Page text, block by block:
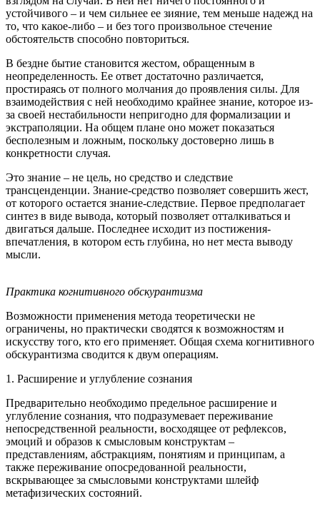
устойчивого – и чем сильнее ее зияние, тем меньше надежд на
то, что какое-либо – и без того произвольное стечение
обстоятельств способно повториться.
В бездне бытие становится жестом, обращенным в
неопределенность. Ее ответ достаточно различается,
простираясь от полного молчания до проявления силы. Для
взаимодействия с ней необходимо крайнее знание, которое из-
за своей нестабильности непригодно для формализации и
экстраполяции. На общем плане оно может показаться
бесполезным и ложным, поскольку достоверно лишь в
конкретности случая.
Это знание – не цель, но средство и следствие
трансценденции. Знание-средство позволяет совершить жест,
от которого остается знание-следствие. Первое предполагает
синтез в виде вывода, который позволяет отталкиваться и
двигаться дальше. Последнее исходит из постижения-
впечатления, в котором есть глубина, но нет места выводу
мысли.
Практика когнитивного обскурантизма
Возможности применения метода теоретически не
ограничены, но практически сводятся к возможностям и
искусству того, кто его применяет. Общая схема когнитивного
обскурантизма сводится к двум операциям.
1. Расширение и углубление сознания
Предварительно необходимо предельное расширение и
углубление сознания, что подразумевает переживание
непосредственной реальности, восходящее от рефлексов,
эмоций и образов к смысловым конструктам –
представлениям, абстракциям, понятиям и принципам, а
также переживание опосредованной реальности,
вскрывающее за смысловыми конструктами шлейф
метафизических состояний.